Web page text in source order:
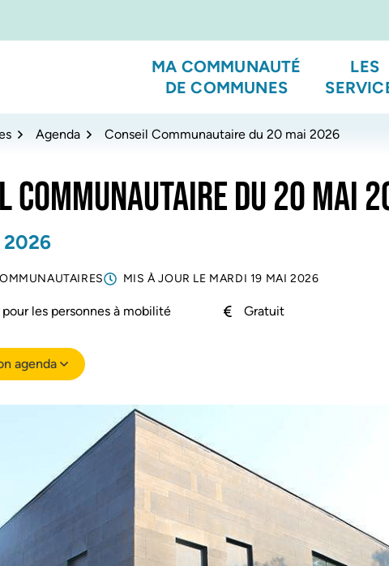
MA COMMUNAUTÉ
DE COMMUNES
LES
Agenda Conseil Communautaire du 20 mai 2026
COMMUNAUTAIRE DU 20 MAI
2026
MIS À JOUR LE MARDI 19 MAI 2026
les personnes à mobilité
Gratuit
agenda